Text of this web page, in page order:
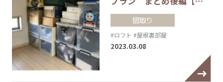
間取り
#ロフト #屋根裏部屋
2023.03.08